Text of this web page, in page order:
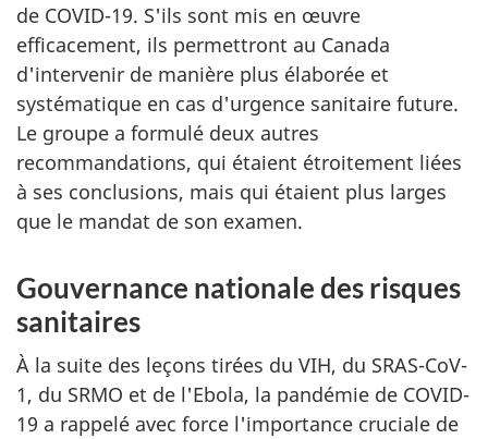
de COVID-19. S'ils sont mis en œuvre
efficacement, ils permettront au Canada
d'intervenir de manière plus élaborée et
systématique en cas d'urgence sanitaire future.
Le groupe a formulé deux autres
recommandations, qui étaient étroitement liées
à ses conclusions, mais qui étaient plus larges
que le mandat de son examen.
Gouvernance nationale des risques
sanitaires
À la suite des leçons tirées du VIH, du SRAS-CoV-
1, du SRMO et de l'Ebola, la pandémie de COVID-
19 a rappelé avec force l'importance cruciale de